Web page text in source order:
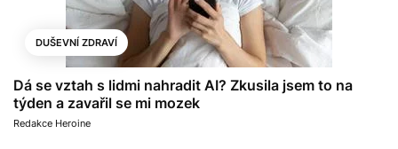
DUŠEVNÍ ZDRAVÍ
Dá se vztah s lidmi nahradit AI? Zkusila jsem to na
týden a zavařil se mi mozek
Redakce Heroine